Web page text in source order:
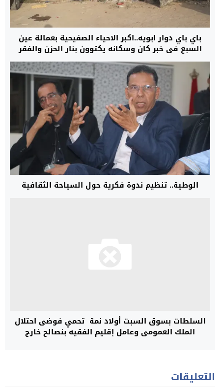
باي باي دوار ابويه..اكبر الاحياء الصفيحية بعمالة عين
السبع في خبر كان وسكانه يكتوون بنار الحزن والفقر
والتهميش
الوطية.. تنظيم ندوة فكرية حول السياحة الثقافية
السلطات بسوق السبت أولاد نمة تحمي فوضى احتلال
الملك العمومي وعامل إقليم الفقيه بنصالح خارج
التعليقات